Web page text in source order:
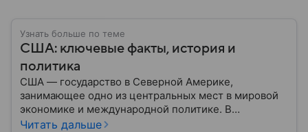
Узнать больше по теме
США: ключевые факты, история и
политика
США — государство в Северной Америке,
занимающее одно из центральных мест в мировой
экономике и международной политике. В
материале — основные сведения об этой стране.
Читать дальше